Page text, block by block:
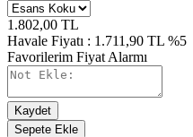
1.802,00 TL
Havale Fiyatı : 1.711,90 TL %5
Favorilerim Fiyat Alarmı
Kaydet
Sepete Ekle